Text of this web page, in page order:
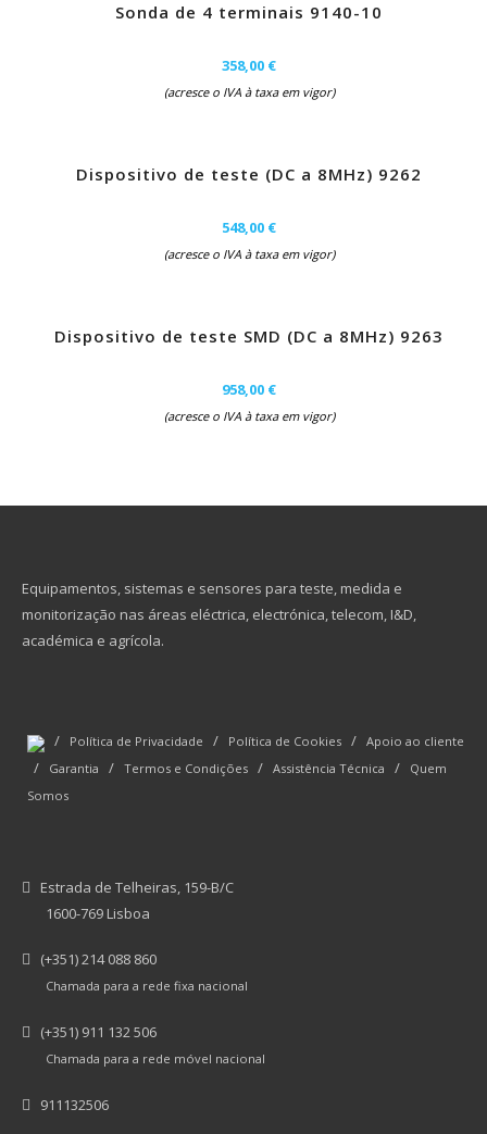
Sonda de 4 terminais 9140-10
358,00 €
(acresce o IVA à taxa em vigor)
Dispositivo de teste (DC a 8MHz) 9262
548,00 €
(acresce o IVA à taxa em vigor)
Dispositivo de teste SMD (DC a 8MHz) 9263
958,00 €
(acresce o IVA à taxa em vigor)
Equipamentos, sistemas e sensores para teste, medida e
monitorização nas áreas eléctrica, electrónica, telecom, I&D,
académica e agrícola.
/ Política de Privacidade / Política de Cookies / Apoio ao cliente
/ Garantia / Termos e Condições / Assistência Técnica /
Quem
Somos
Estrada de Telheiras, 159-B/C
1600-769 Lisboa
(+351) 214 088 860
Chamada para a rede fixa nacional
(+351) 911 132 506
Chamada para a rede móvel nacional
911132506